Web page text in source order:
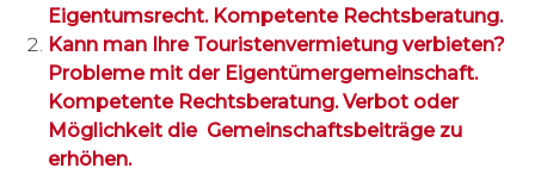
Eigentumsrecht. Kompetente Rechtsberatung.
Kann man Ihre Touristenvermietung verbieten?
Probleme mit der Eigentümergemeinschaft.
Kompetente Rechtsberatung. Verbot oder
Möglichkeit die Gemeinschaftsbeiträge zu
erhöhen.